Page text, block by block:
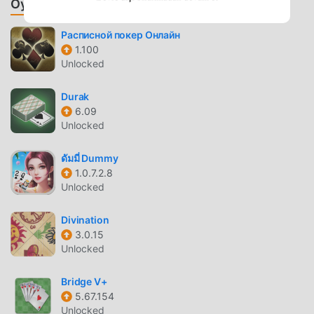
will learn how to play thanks to the intuitive UI and tips!♦️
Thousands of unique levels, with much more to come!♦️
Beautiful graphics, big cards and vivid animations!♦️ Tell
your friends through Email or SMS to get rewards every
day!♦️ Every crop planted sends you bonus coins every
hour!Your fields are waiting for you to plant and
harvest! Don’t hesitate and start playing the best Solitaire
card game in the world NOW!If you have any question,
Policy:
http://fruitcasino.online/support/farmjourney/policy.html
Pyramid Son zamanlarda çok popüler bir card oyunu
olarak, tüm dünyada card oyunlarını seven birçok hayran
indirme sitesi olan bu oyunu indirmek istiyorsanız --
moddroid en iyi seçiminiz. moddroid size sadece Pyramid
Oyunlar ve Uygulamalar Önerin
Расписной покер Онлайн
1.100
Unlocked
Durak
6.09
Unlocked
ดัมมี่ Dummy
1.0.7.2.8
Unlocked
Divination
3.0.15
Unlocked
Bridge V+
5.67.154
Unlocked